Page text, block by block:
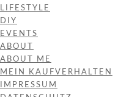
LIFESTYLE
DIY
EVENTS
ABOUT
ABOUT ME
MEIN KAUFVERHALTEN
IMPRESSUM